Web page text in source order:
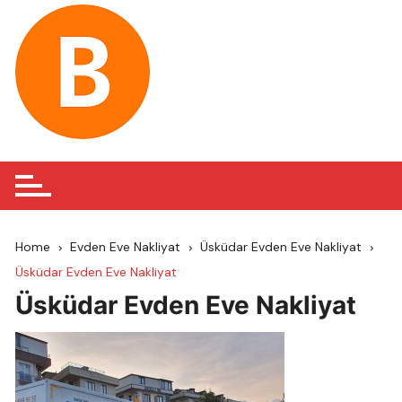
content
Home Evden Eve Nakliyat
Üsküdar Evden Eve Nakliyat
Üsküdar Evden Eve Nakliyat
Üsküdar Evden Eve Nakliyat